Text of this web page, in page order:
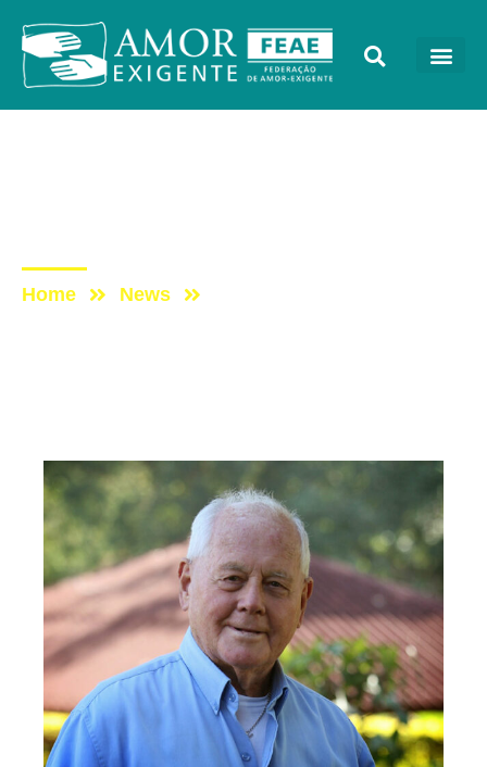
Home News